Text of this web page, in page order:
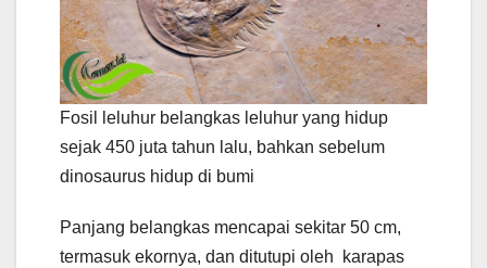
Fosil leluhur belangkas leluhur yang hidup
sejak 450 juta tahun lalu, bahkan sebelum
dinosaurus hidup di bumi
Panjang belangkas mencapai sekitar 50 cm,
termasuk ekornya, dan ditutupi oleh karapas